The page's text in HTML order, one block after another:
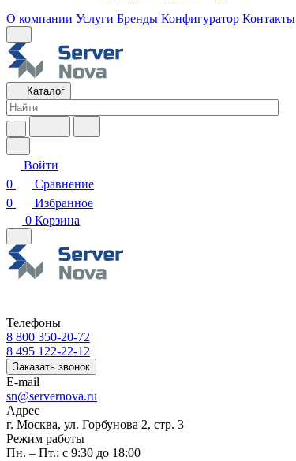
О компании Услуги Бренды Конфигуратор Контакты
Каталог
Войти
0
Сравнение
0
Избранное
0 Корзина
Телефоны
8 800 350-20-72
8 495 122-22-12
Заказать звонок
E-mail
sn@servernova.ru
Адрес
г. Москва, ул. Горбунова 2, стр. 3
Режим работы
Пн. – Пт.: с 9:30 до 18:00